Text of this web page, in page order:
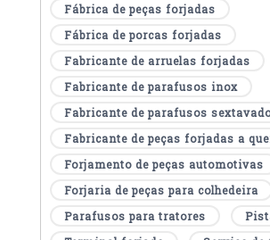
Fábrica de peças forjadas
Fábrica de porcas forjadas
Fabricante de arruelas forjadas
Fabricante de parafusos inox
Fabricante de parafusos
Fabricante de peças forjadas a
Forjamento de peças automotivas
Forjaria de peças para colhedeira
Parafusos para tratores